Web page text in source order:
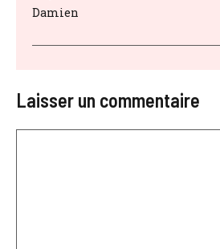
Damien
Laisser un commentaire